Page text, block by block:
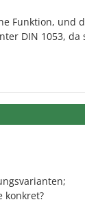
Funktion, und
DIN 1053, da
konkret?